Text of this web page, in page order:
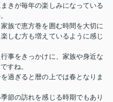
きが毎年の楽しみになっている
族で恵方巻を囲む時間を大切に
しむ方も増えているように感じ
事をきっかけに、家族や身近な
すね。
過ぎると暦の上では春となりま
節の訪れを感じる時期でもあり